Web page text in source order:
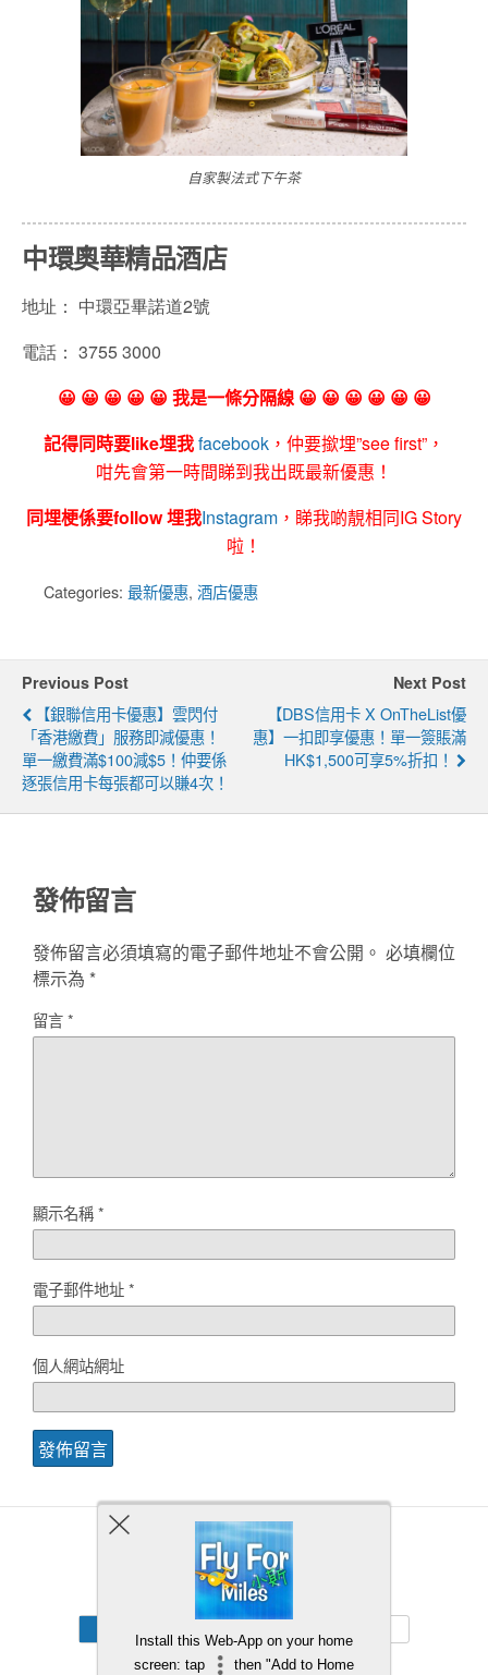
自家製法式下午茶
中環奧華精品酒店
地址： 中環亞畢諾道2號
電話： 3755 3000
😀 😀 😀 😀 😀 我是一條分隔線 😀 😀 😀 😀 😀 😀
記得同時要like埋我facebook ，仲要撳埋”see first”，
咁先會第一時間睇到我出既最新優惠！
同埋梗係要follow 埋我Instagram ，睇我啲靚相同IG Story
啦！
Categories: 最新優惠, 酒店優惠
Previous Post
【銀聯信用卡優惠】雲閃付
「香港繳費」服務即減優惠！
單一繳費滿$100減$5！仲要係
逐張信用卡每張都可以賺4次！
Next Post
【DBS信用卡 X OnTheList優
惠】一扣即享優惠！單一簽賬滿
HK$1,500可享5%折扣！
發佈留言
發佈留言必須填寫的電子郵件地址不會公開。 必填欄位
標示為 *
留言*
顯示名稱*
電子郵件地址*
個人網站網址
Back to top
Install this Web-App on your home
screen: tap
then "Add to Home